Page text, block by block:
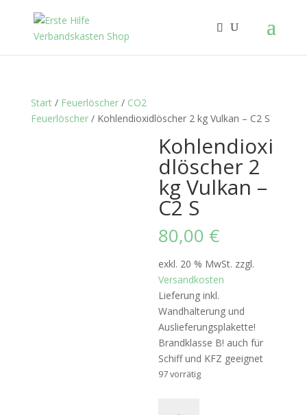
Start/ Feuerlöscher/ CO2
Feuerlöscher/ Kohlendioxidlöscher 2 kg Vulkan – C2 S
Kohlendioxi
dlöscher 2
kg Vulkan –
C2 S
80,00 €
exkl. 20 % MwSt. zzgl.
Versandkosten
Lieferung inkl.
Wandhalterung und
Auslieferungsplakette!
Brandklasse B! auch für
Schiff und KFZ geeignet
97 vorrätig